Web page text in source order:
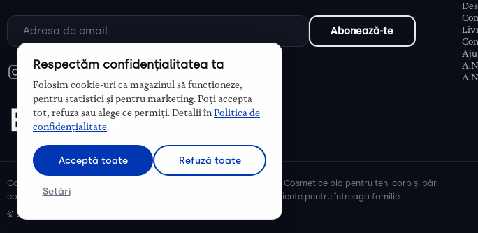
Cosmetice bio și naturale, ulei de argan, ulei de cocos, unt de shea. Cosmetice bio pentru ten, corp și păr,
cosmetice naturale pentru mămici și copii, cosmetice organice eficiente pentru întreaga familie.
© Biobeauty 2026. Toate drepturile rezervate.
Respectăm confidențialitatea ta
Folosim cookie-uri ca magazinul să funcționeze,
pentru statistici și pentru marketing. Poți accepta
tot, refuza sau alege ce permiți. Detalii înPolitica de
confidențialitate.
Acceptă toate Refuză toate
Setări